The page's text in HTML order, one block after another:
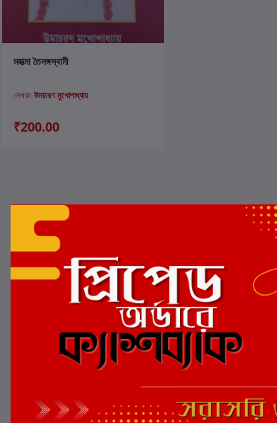
কার্টে যোগ করুন
মহাত্মা তৈলঙ্গস্বামী
লেখক: উমাচরণ মুখোপাধ্যায়
₹200.00